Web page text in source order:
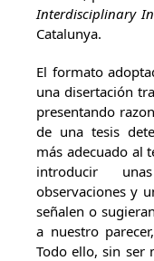
Interdisciplinary
Catalunya.
El formato
una disertación
presentando
de una tesis
más adecuado al
introducir
observaciones y
señalen o
a nuestro
Todo ello, sin ser